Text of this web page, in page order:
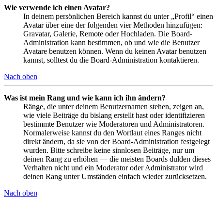
Wie verwende ich einen Avatar?
In deinem persönlichen Bereich kannst du unter „Profil“ einen
Avatar über eine der folgenden vier Methoden hinzufügen:
Gravatar, Galerie, Remote oder Hochladen. Die Board-
Administration kann bestimmen, ob und wie die Benutzer
Avatare benutzen können. Wenn du keinen Avatar benutzen
kannst, solltest du die Board-Administration kontaktieren.
Nach oben
Was ist mein Rang und wie kann ich ihn ändern?
Ränge, die unter deinem Benutzernamen stehen, zeigen an,
wie viele Beiträge du bislang erstellt hast oder identifizieren
bestimmte Benutzer wie Moderatoren und Administratoren.
Normalerweise kannst du den Wortlaut eines Ranges nicht
direkt ändern, da sie von der Board-Administration festgelegt
wurden. Bitte schreibe keine sinnlosen Beiträge, nur um
deinen Rang zu erhöhen — die meisten Boards dulden dieses
Verhalten nicht und ein Moderator oder Administrator wird
deinen Rang unter Umständen einfach wieder zurücksetzen.
Nach oben